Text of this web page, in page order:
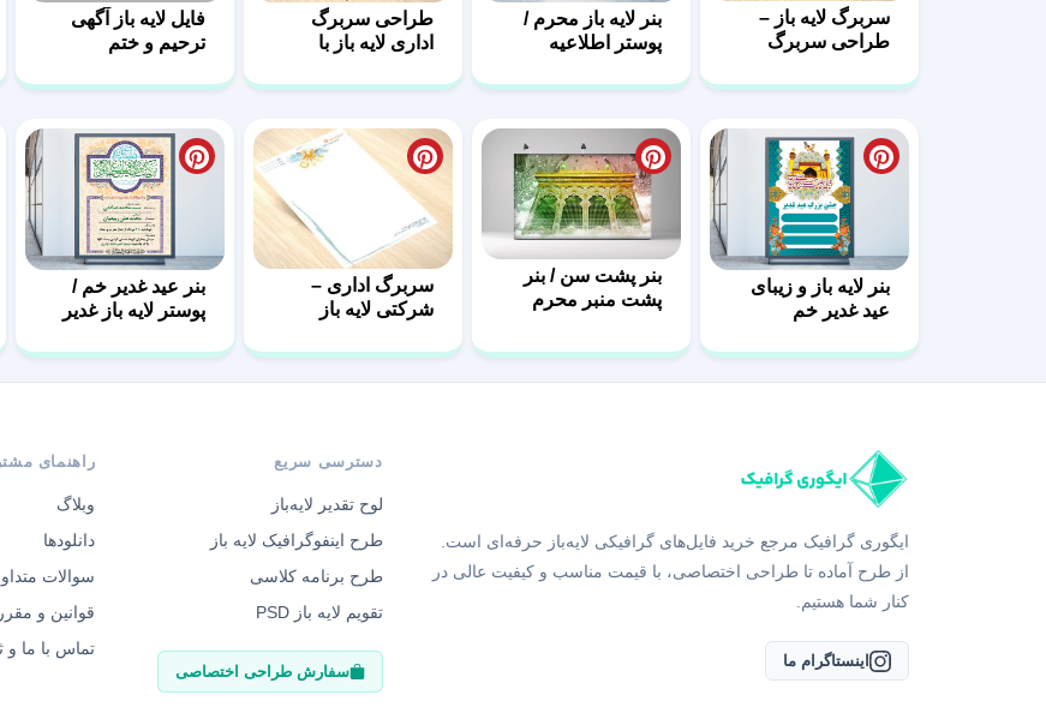
سربرگ لایه باز –
طراحی سربرگ
بنر لایه باز محرم /
پوستر اطلاعیه
طراحی سربرگ
اداری لایه باز با
فایل لایه باز آگهی
ترحیم و ختم
بنر لایه باز و زیبای
عید غدیر خم
بنر پشت سن / بنر
پشت منبر محرم
سربرگ اداری –
شرکتی لایه باز
بنر عید غدیر خم /
پوستر لایه باز غدیر
ایگوری گرافیک مرجع خرید فایل‌های گرافیکی لایه‌باز حرفه‌ای است.
از طرح آماده تا طراحی اختصاصی، با قیمت مناسب و کیفیت عالی در
کنار شما هستیم.
اینستاگرام ما
دسترسی سریع
لوح تقدیر لایه‌باز
طرح اینفوگرافیک لایه باز
طرح برنامه کلاسی
تقویم لایه باز PSD
سفارش طراحی اختصاصی
راهنمای
وبلاگ
دانلودها
سوالات
قوانین و
تماس با ما